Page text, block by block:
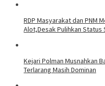
RDP Masyarakat dan PNM
Alot,Desak Pulihkan Status
Kejari Polman Musnahkan
Terlarang Masih Dominan